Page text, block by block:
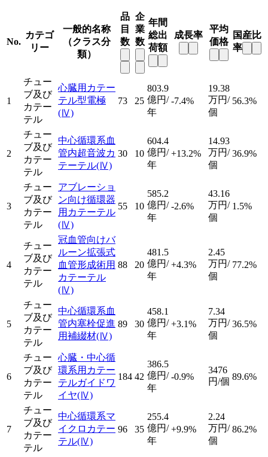
No.
カテゴ
リー
一般的名称
（クラス分
類）
品
目
数
企
業
数
年間
総出
荷額
成長率
平均
価格
国産比
率
1
チュー
ブ及び
カテー
テル
心臓用カテー
テル型電極
(Ⅳ)
73 25
803.9
億円/
年
-7.4%
19.38
万円/
個
56.3%
2
チュー
ブ及び
カテー
テル
中心循環系血
管内超音波カ
テーテル(Ⅳ)
30 10
604.4
億円/
年
+13.2%
14.93
万円/
個
36.9%
3
チュー
ブ及び
カテー
テル
アブレーショ
ン向け循環器
用カテーテル
(Ⅳ)
55 10
585.2
億円/
年
-2.6%
43.16
万円/
個
1.5%
4
チュー
ブ及び
カテー
テル
冠血管向けバ
ルーン拡張式
血管形成術用
カテーテル
(Ⅳ)
88 20
481.5
億円/
年
+4.3%
2.45
万円/
個
77.2%
5
チュー
ブ及び
カテー
テル
中心循環系血
管内塞栓促進
用補綴材(Ⅳ)
89 30
458.1
億円/
年
+3.1%
7.34
万円/
個
36.5%
6
チュー
ブ及び
カテー
テル
心臓・中心循
環系用カテー
テルガイドワ
イヤ(Ⅳ)
184 42
386.5
億円/
年
-0.9%
3476
円/個 89.6%
7
チュー
ブ及び
カテー
テル
中心循環系マ
イクロカテー
テル(Ⅳ)
96 35
255.4
億円/
年
+9.9%
2.24
万円/
個
86.2%